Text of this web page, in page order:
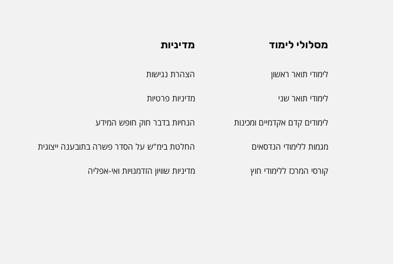
מסלולי לימוד
לימודי תואר ראשון
לימודי תואר שני
לימודים קדם אקדמיים ומכינות
מגמות ללימודי הנדסאים
קורסי המרכז ללימודי חוץ
מדיניות
הצהרת נגישות
מדיניות פרטיות
הנחיות בדבר חוק חופש המידע
החלטת בימ"ש על הסדר פשרה בתובענה ייצוגית
מדיניות שוויון הזדמנויות ואי-אפליה